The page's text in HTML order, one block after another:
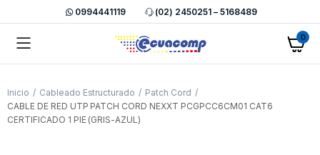
0994441119 (02) 2450251 – 5168489
0
Inicio Cableado Estructurado
Patch Cord
CABLE DE RED UTP PATCH CORD NEXXT PCGPCC6CM01 CAT6
CERTIFICADO 1 PIE (GRIS-AZUL)